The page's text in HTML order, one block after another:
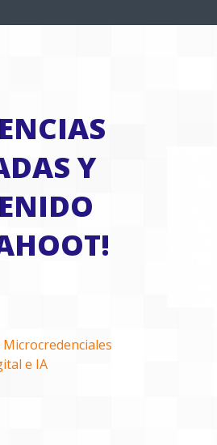
Y
e IA